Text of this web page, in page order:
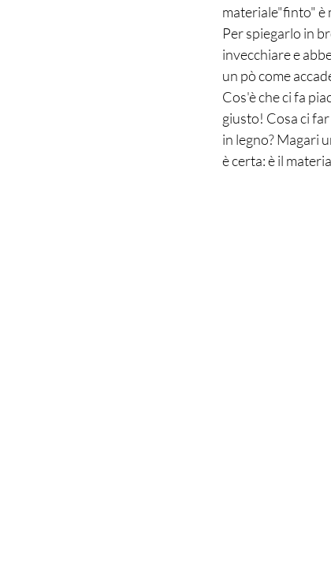
materiale"finto" è
Per spiegarlo in
invecchiare e
un pò come
Cos'è che ci fa
giusto! Cosa ci
in legno? Magari
è certa: è il